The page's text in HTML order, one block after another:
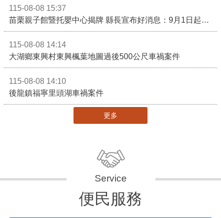
115-08-08 15:37
苗栗親子館暨托嬰中心揭牌 縣長宣布好消息：9月1日起調降臨時托嬰費用
115-08-08 14:14
大湖鄉東興村東興楓葉地圖過後500公尺車禍案件
115-08-08 14:10
後龍鎮福寧里頭湖車禍案件
更多
便民服務